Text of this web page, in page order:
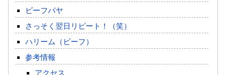
ビーフパヤ
さっそく翌日リピート！（笑）
ハリーム（ビーフ）
参考情報
アクセス